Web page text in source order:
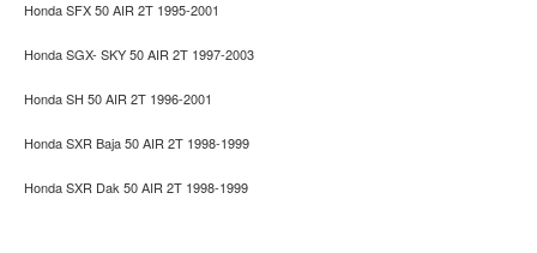
Honda SFX 50 AIR 2T 1995-2001
Honda SGX- SKY 50 AIR 2T 1997-2003
Honda SH 50 AIR 2T 1996-2001
Honda SXR Baja 50 AIR 2T 1998-1999
Honda SXR Dak 50 AIR 2T 1998-1999